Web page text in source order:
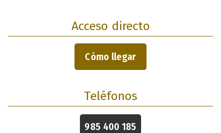
Acceso directo
Cómo llegar
Teléfonos
985 400 185